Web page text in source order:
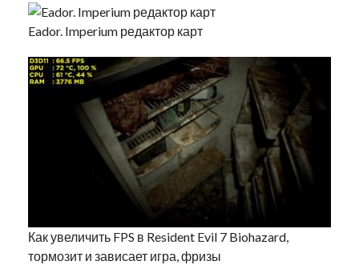
Eador. Imperium редактор карт
Как увеличить FPS в Resident Evil 7 Biohazard,
тормозит и зависает игра, фризы